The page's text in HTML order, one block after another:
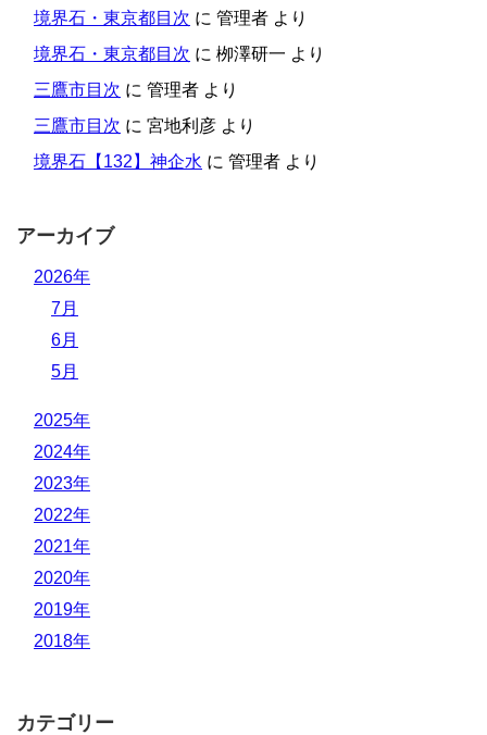
境界石・東京都目次 に 管理者 より
境界石・東京都目次 に 栁澤研一 より
三鷹市目次 に 管理者 より
三鷹市目次 に 宮地利彦 より
境界石【132】神企水 に 管理者 より
アーカイブ
2026年
7月
6月
5月
2025年
2024年
2023年
2022年
2021年
2020年
2019年
2018年
カテゴリー